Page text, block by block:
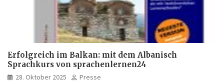
Erfolgreich im Balkan: mit dem Albanisch
Sprachkurs von sprachenlernen24
28. Oktober 2025
Presse